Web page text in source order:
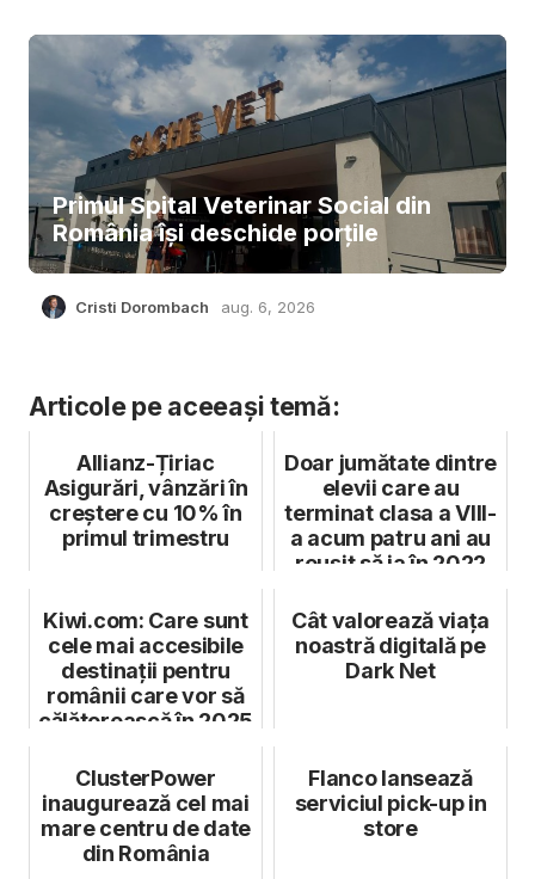
Primul Spital Veterinar Social din
România își deschide porțile
Cristi Dorombach aug. 6, 2026
Articole pe aceeași temă:
Allianz-Țiriac
Asigurări, vânzări în
creștere cu 10% în
primul trimestru
Doar jumătate dintre
elevii care au
terminat clasa a VIII-
a acum patru ani au
reușit să ia în 2022
Kiwi.com: Care sunt
cele mai accesibile
destinații pentru
românii care vor să
călătorească în 2025
Cât valorează viața
noastră digitală pe
Dark Net
ClusterPower
inaugurează cel mai
mare centru de date
din România
Flanco lansează
serviciul pick-up in
store